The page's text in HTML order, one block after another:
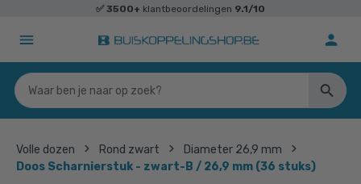
✅ 3500+ klantbeoordelingen 9.1/10
Volle dozen Rond zwart
Diameter 26,9 mm
Doos Scharnierstuk - zwart-B / 26,9 mm (36 stuks)